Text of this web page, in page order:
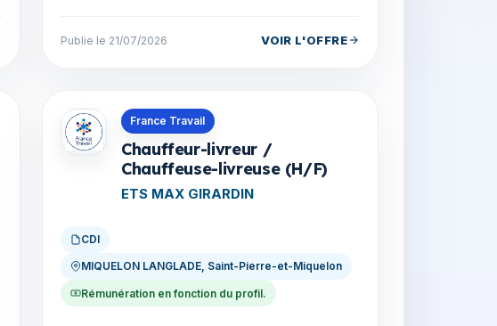
temps incomp...
Publie le 21/07/2026 VOIR L'OFFRE
France Travail
Chauffeur-livreur /
Chauffeuse-livreuse (H/F)
ETS MAX GIRARDIN
CDI
MIQUELON LANGLADE, Saint-Pierre-et-Miquelon
Rémunération en fonction du profil.
Offres en Saint-Pierre-et-Miquelon